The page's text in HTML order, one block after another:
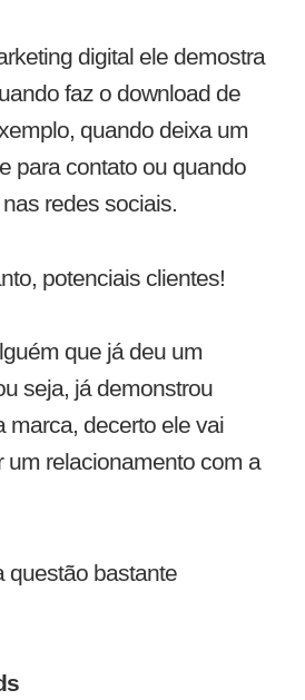
digital ele demostra
faz o download de
quando deixa um
para contato ou quando
redes sociais.
potenciais clientes!
que já deu um
seja, já demonstrou
marca, decerto ele vai
um relacionamento com a
questão bastante